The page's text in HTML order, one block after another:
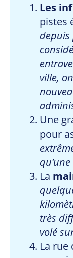
Les
pistes
depuis
ville,
Une
pour
La
très
volé
La